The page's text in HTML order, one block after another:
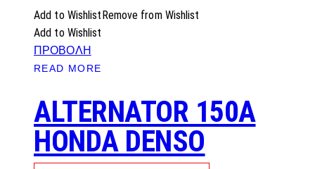
Add to WishlistRemove from Wishlist
Add to Wishlist
ΠΡΟΒΟΛΗ
READ MORE
ALTERNATOR 150A
HONDA DENSO